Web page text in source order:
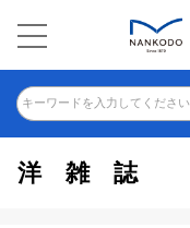
キーワードを入力してください
洋雑誌